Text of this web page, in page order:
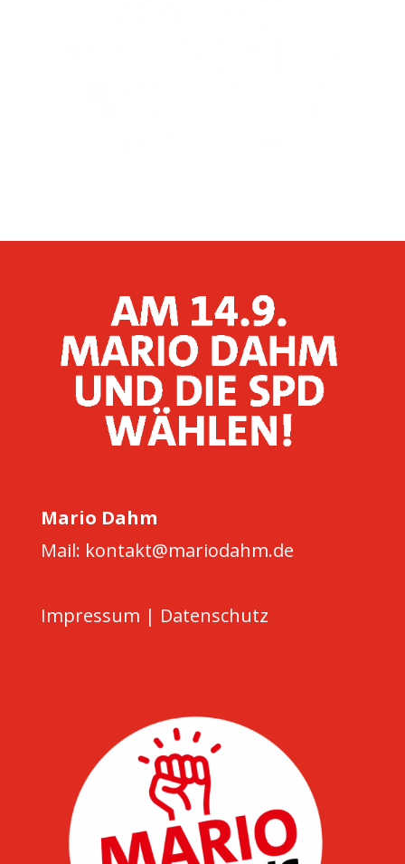
Mario Dahm
Mail: kontakt@mariodahm.de
Impressum | Datenschutz